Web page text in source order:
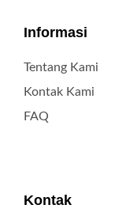
Informasi
Tentang Kami
Kontak Kami
FAQ
Kontak